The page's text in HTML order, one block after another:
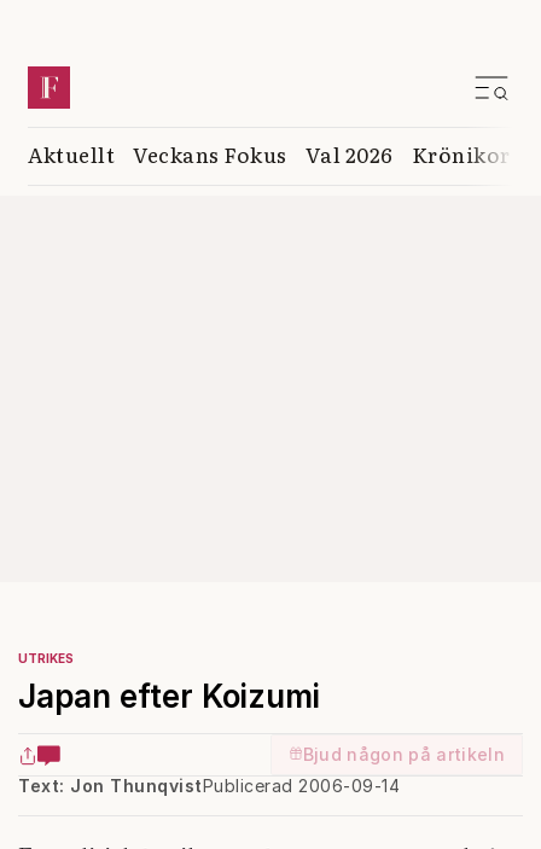
Aktuellt Veckans Fokus Val 2026 Krönikor
UTRIKES
Japan efter Koizumi
Bjud någon på artikeln
Text: Jon ThunqvistPublicerad 2006-09-14